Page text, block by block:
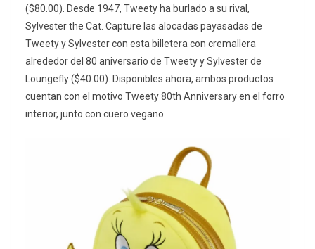
($80.00). Desde 1947, Tweety ha burlado a su rival,
Sylvester the Cat. Capture las alocadas payasadas de
Tweety y Sylvester con esta billetera con cremallera
alrededor del 80 aniversario de Tweety y Sylvester de
Loungefly ($40.00). Disponibles ahora, ambos productos
cuentan con el motivo Tweety 80th Anniversary en el forro
interior, junto con cuero vegano.